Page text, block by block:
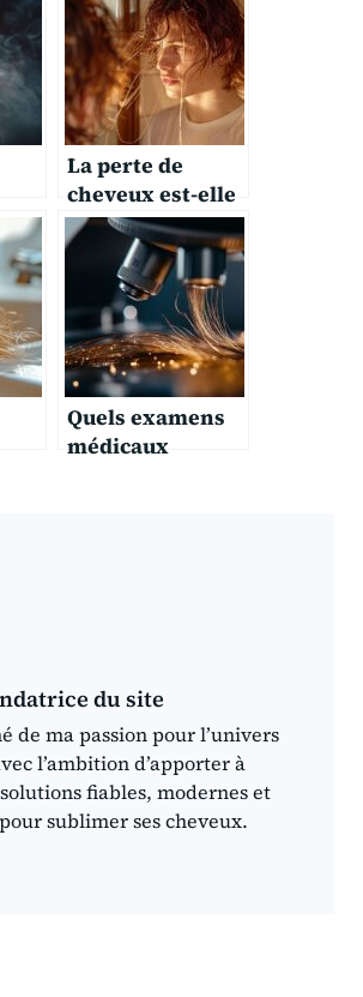
La perte de
cheveux est-elle
plus rapide avec
certains types de
cheveux
Quels examens
médicaux
du site
de ma passion pour l’univers
l’ambition d’apporter à
fiables, modernes et
sublimer ses cheveux.